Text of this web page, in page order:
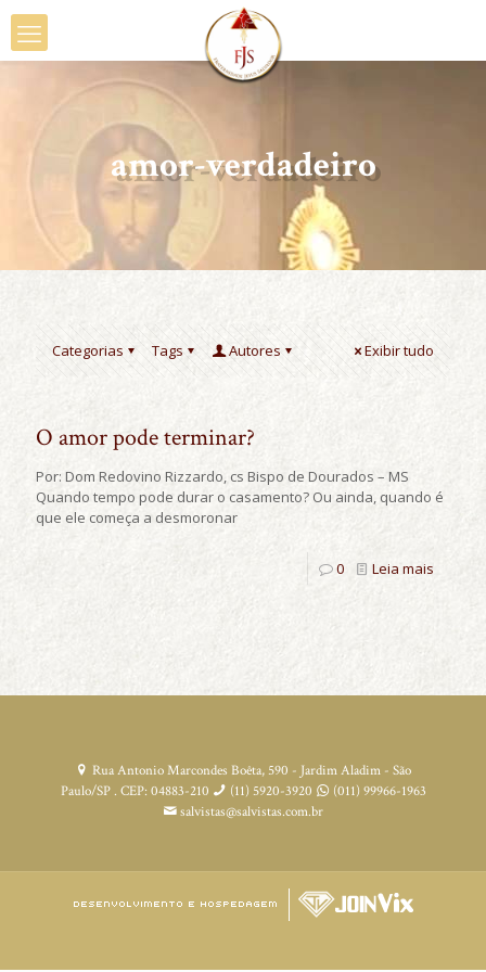
amor-verdadeiro
Categorias Tags Autores Exibir tudo
O amor pode terminar?
Por: Dom Redovino Rizzardo, cs Bispo de Dourados – MS
Quando tempo pode durar o casamento? Ou ainda, quando é
que ele começa a desmoronar
0 Leia mais
Rua Antonio Marcondes Boêta, 590 - Jardim Aladim - São
Paulo/SP . CEP: 04883-210
(11) 5920-3920
(011) 99966-1963
salvistas@salvistas.com.br